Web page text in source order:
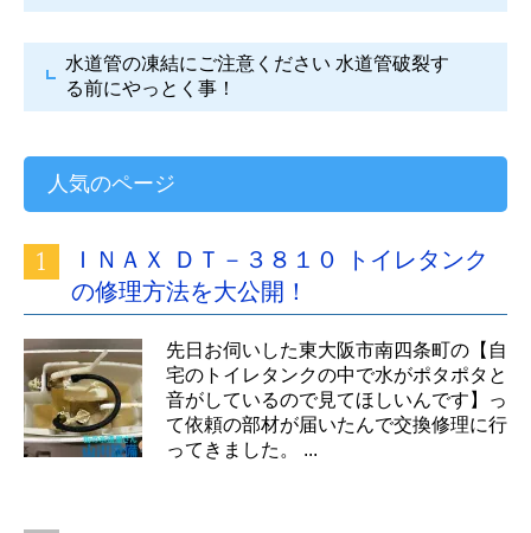
水道管の凍結にご注意ください 水道管破裂す
る前にやっとく事！
人気のページ
ＩＮＡＸ ＤＴ－３８１０ トイレタンク
の修理方法を大公開！
先日お伺いした東大阪市南四条町の【自
宅のトイレタンクの中で水がポタポタと
音がしているので見てほしいんです】っ
て依頼の部材が届いたんで交換修理に行
ってきました。 ...